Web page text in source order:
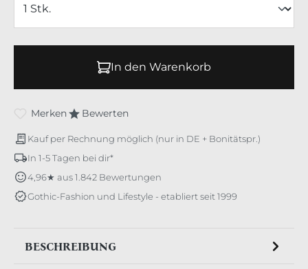
In den Warenkorb
Merken Bewerten
Kauf per Rechnung möglich (nur in DE + Bonitätspr.)
In 1-5 Tagen bei dir*
4,96★ aus 1.842 Bewertungen
Gothic-Fashion und Lifestyle - etabliert seit 1999
BESCHREIBUNG